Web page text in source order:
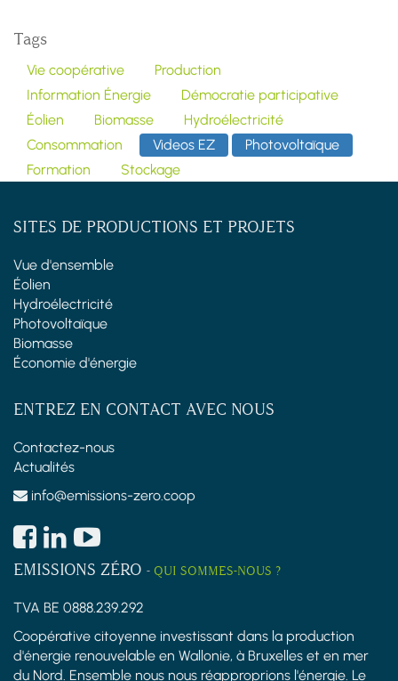
Tags
Vie coopérative
Production
Information Énergie
Démocratie participative
Éolien
Biomasse
Hydroélectricité
Consommation
Videos EZ
Photovoltaïque
Formation
Stockage
SITES DE PRODUCTIONS ET PROJETS
Vue d'ensemble
Éolien
Hydroélectricité
Photovoltaïque
Biomasse
Économie d'énergie
ENTREZ EN CONTACT AVEC NOUS
Contactez-nous
Actualités
info@emissions-zero.coop
EMISSIONS ZÉRO - QUI SOMMES-NOUS ?
TVA BE 0888.239.292
Coopérative citoyenne investissant dans la production
d'énergie renouvelable en Wallonie, à Bruxelles et en mer
du Nord. Ensemble nous nous réapproprions l'énergie. Le